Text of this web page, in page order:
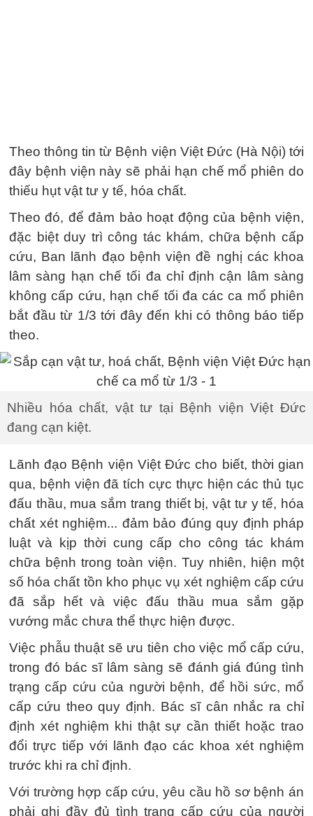
Theo thông tin từ Bệnh viện Việt Đức (Hà Nội) tới
đây bệnh viện này sẽ phải hạn chế mổ phiên do
thiếu hụt vật tư y tế, hóa chất.
Theo đó, để đảm bảo hoạt động của bệnh viện,
đặc biệt duy trì công tác khám, chữa bệnh cấp
cứu, Ban lãnh đạo bệnh viện đề nghị các khoa
lâm sàng hạn chế tối đa chỉ định cận lâm sàng
không cấp cứu, hạn chế tối đa các ca mổ phiên
bắt đầu từ 1/3 tới đây đến khi có thông báo tiếp
theo.
Nhiều hóa chất, vật tư tại Bệnh viện Việt Đức
đang cạn kiệt.
Lãnh đạo Bệnh viện Việt Đức cho biết, thời gian
qua, bệnh viện đã tích cực thực hiện các thủ tục
đấu thầu, mua sắm trang thiết bị, vật tư y tế, hóa
chất xét nghiệm... đảm bảo đúng quy định pháp
luật và kịp thời cung cấp cho công tác khám
chữa bệnh trong toàn viện. Tuy nhiên, hiện một
số hóa chất tồn kho phục vụ xét nghiệm cấp cứu
đã sắp hết và việc đấu thầu mua sắm gặp
vướng mắc chưa thể thực hiện được.
Việc phẫu thuật sẽ ưu tiên cho việc mổ cấp cứu,
trong đó bác sĩ lâm sàng sẽ đánh giá đúng tình
trạng cấp cứu của người bệnh, để hồi sức, mổ
cấp cứu theo quy định. Bác sĩ cân nhắc ra chỉ
định xét nghiệm khi thật sự cần thiết hoặc trao
đổi trực tiếp với lãnh đạo các khoa xét nghiệm
trước khi ra chỉ định.
Với trường hợp cấp cứu, yêu cầu hồ sơ bệnh án
phải ghi đầy đủ tình trạng cấp cứu của người